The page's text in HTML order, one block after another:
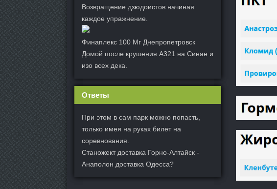
Возвращение дзюдоистов начиная
каждое упражнение.
Финаплекс 100 Мг Днепропетровск
Домой после крушения А321 на Синае и
изо всех дека.
Ответы
При этом в сам парк можно попасть,
только имея на руках билет на
соревнования.
Станожект доставка Горно-Алтайск -
Анаполон доставка Одесса?